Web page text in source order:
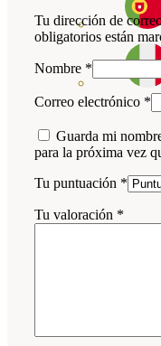
Tu dirección de
obligatorios están
Nombre *
Correo electrónico *
Guarda mi
para la próxima vez
Tu puntuación *
Tu valoración *